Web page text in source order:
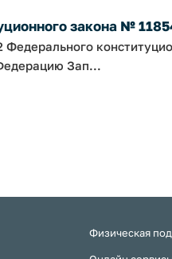
закона №
Зап...
Физическая